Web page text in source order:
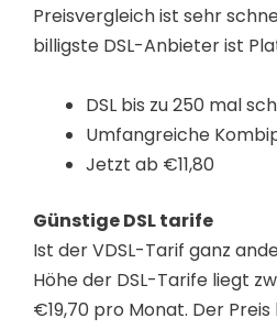
Preisvergleich ist sehr
billigste DSL-Anbieter ist
DSL bis zu 250 mal
Umfangreiche
Jetzt ab €11,80
Günstige DSL tarife
Ist der VDSL-Tarif ganz
Höhe der DSL-Tarife liegt
€19,70 pro Monat. Der